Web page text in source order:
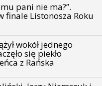
pani nie ma?”.
finale Listonosza Roku
wokół jednego
się piekło
z Rańska